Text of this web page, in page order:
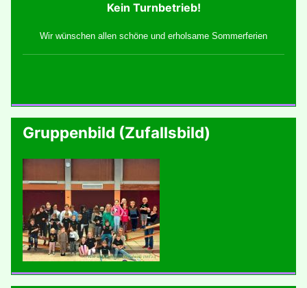
Kein Turnbetrieb!
Wir wünschen allen schöne und erholsame Sommerferien
Gruppenbild (Zufallsbild)